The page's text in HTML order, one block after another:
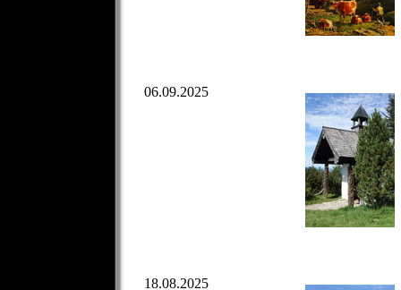
06.09.2025
18.08.2025